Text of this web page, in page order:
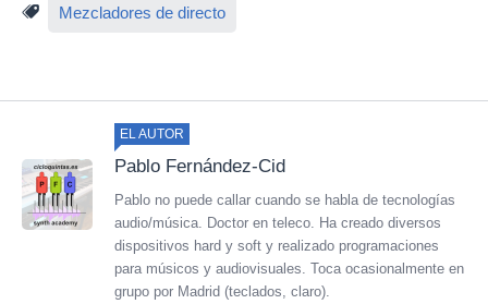
Mezcladores de directo
EL AUTOR
Pablo Fernández-Cid
Pablo no puede callar cuando se habla de tecnologías
audio/música. Doctor en teleco. Ha creado diversos
dispositivos hard y soft y realizado programaciones
para músicos y audiovisuales. Toca ocasionalmente en
grupo por Madrid (teclados, claro).